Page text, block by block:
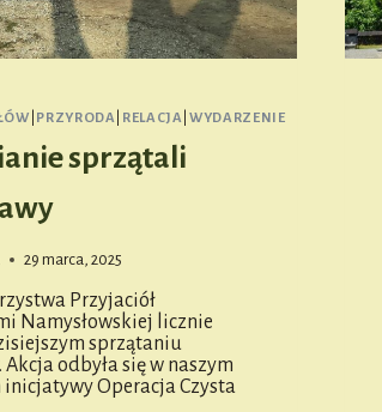
PRZYRODA RELACJA |WYDARZENIE
sprzątali
29 marca, 2025
Przyjaciół
Namysłowskiej licznie
sprzątaniu
odbyła się w naszym
inicjatywy Operacja Czysta